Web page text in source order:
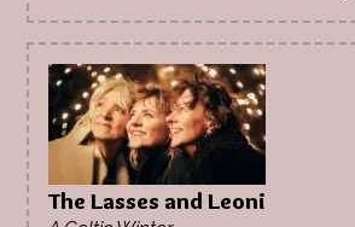
The Lasses and Leoni